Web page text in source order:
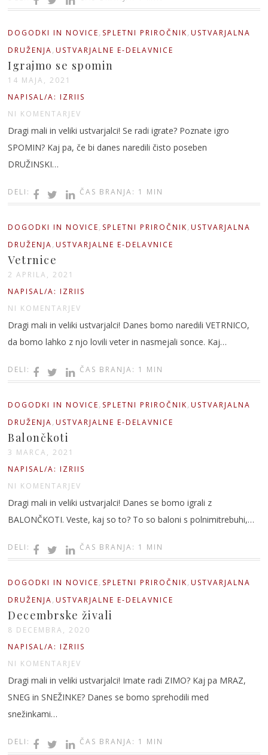
DOGODKI IN NOVICE, SPLETNI PRIROČNIK,USTVARJALNA
DRUŽENJA,USTVARJALNE E-DELAVNICE
Igrajmo se spomin
14 MAJA, 2021
NAPISAL/A: IZRIIS
NI KOMENTARJEV
Dragi mali in veliki ustvarjalci! Se radi igrate? Poznate igro
SPOMIN? Kaj pa, če bi danes naredili čisto poseben
DRUŽINSKI…
DELI: ČAS BRANJA: 1 MIN
DOGODKI IN NOVICE, SPLETNI PRIROČNIK,USTVARJALNA
DRUŽENJA,USTVARJALNE E-DELAVNICE
Vetrnice
2 APRILA, 2021
NAPISAL/A: IZRIIS
NI KOMENTARJEV
Dragi mali in veliki ustvarjalci! Danes bomo naredili VETRNICO,
da bomo lahko z njo lovili veter in nasmejali sonce. Kaj…
DELI: ČAS BRANJA: 1 MIN
DOGODKI IN NOVICE, SPLETNI PRIROČNIK,USTVARJALNA
DRUŽENJA,USTVARJALNE E-DELAVNICE
Balončkoti
3 MARCA, 2021
NAPISAL/A: IZRIIS
NI KOMENTARJEV
Dragi mali in veliki ustvarjalci! Danes se bomo igrali z
BALONČKOTI. Veste, kaj so to? To so baloni s polnimitrebuhi,…
DELI: ČAS BRANJA: 1 MIN
DOGODKI IN NOVICE, SPLETNI PRIROČNIK,USTVARJALNA
DRUŽENJA,USTVARJALNE E-DELAVNICE
Decembrske živali
8 DECEMBRA, 2020
NAPISAL/A: IZRIIS
NI KOMENTARJEV
Dragi mali in veliki ustvarjalci! Imate radi ZIMO? Kaj pa MRAZ,
SNEG in SNEŽINKE? Danes se bomo sprehodili med
snežinkami…
DELI: ČAS BRANJA: 1 MIN